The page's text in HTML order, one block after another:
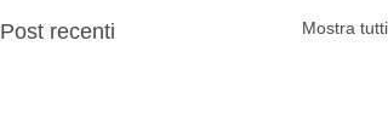
Post recenti Mostra tutti